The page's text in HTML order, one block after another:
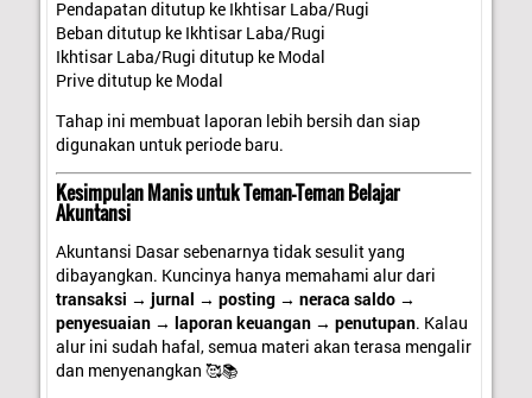
Pendapatan ditutup ke Ikhtisar Laba/Rugi
Beban ditutup ke Ikhtisar Laba/Rugi
Ikhtisar Laba/Rugi ditutup ke Modal
Prive ditutup ke Modal
Tahap ini membuat laporan lebih bersih dan siap
digunakan untuk periode baru.
Kesimpulan Manis untuk Teman-Teman Belajar
Akuntansi
Akuntansi Dasar sebenarnya tidak sesulit yang
dibayangkan. Kuncinya hanya memahami alur dari
transaksi → jurnal → posting → neraca saldo →
penyesuaian → laporan keuangan → penutupan. Kalau
alur ini sudah hafal, semua materi akan terasa mengalir
dan menyenangkan 🥰📚